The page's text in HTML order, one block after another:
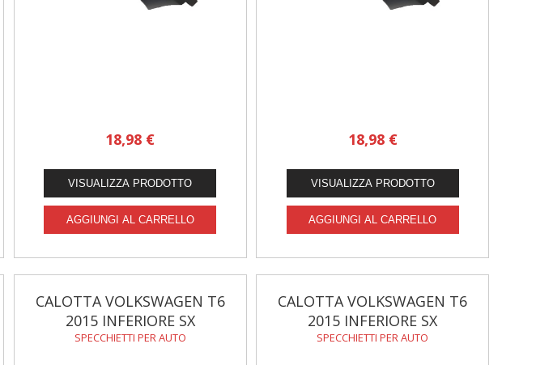
18,98 € 18,98 €
CALOTTA VOLKSWAGEN T6
2015 INFERIORE SX
SPECCHIETTI PER AUTO
CALOTTA VOLKSWAGEN T6
2015 INFERIORE SX
SPECCHIETTI PER AUTO